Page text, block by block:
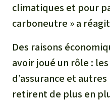
climatiques et pour
carboneutre » a
Des raisons
avoir joué un rôle :
d’assurance et
retirent de plus en